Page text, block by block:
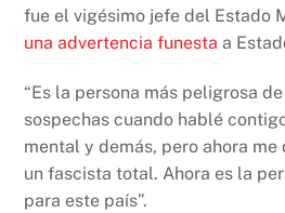
fue el vigésimo jefe del Estado
una advertencia funesta a
“Es la persona más peligrosa
sospechas cuando hablé
mental y demás, pero ahora
un fascista total. Ahora es la
para este país”.